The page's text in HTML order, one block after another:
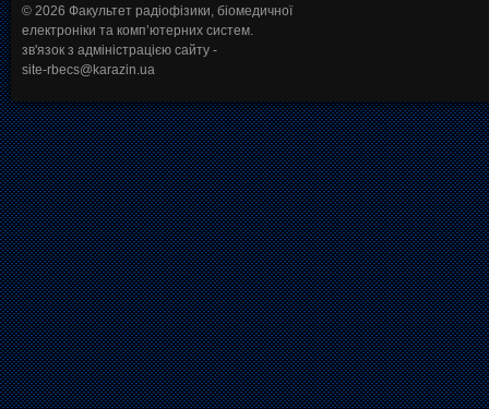
© 2026 Факультет радіофізики, біомедичної
електроніки та комп’ютерних систем.
зв'язок з адміністрацією сайту -
site-rbecs@karazin.ua